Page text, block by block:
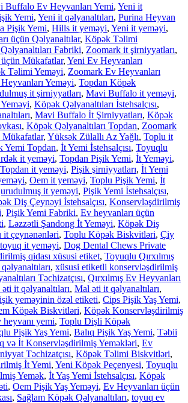
Buffalo Ev Heyvanları Yemi, Yeni it
Yemi, Yeni it qəlyanaltıları, Purina Heyvan
Pişik Yemi, Hills it yeməyi, Yeni it yeməyi,
üçün Qəlyanaltılar, Köpək Təlimi
Fabriki, Zoomark it şirniyyatları,
Mükafatlar, Yeni Ev Heyvanları
Təlimi Yeməyi, Zoomark Ev Heyvanları
Yeməyi, Topdan Köpək
it şirniyyatları, Mavi Buffalo it yeməyi,
, Köpək Qəlyanaltıları İstehsalçısı,
, Mavi Buffalo İt Şirniyyatları, Köpək
, Köpək Qəlyanaltıları Topdan, Zoomark
Mükafatlar, Yüksək Zülallı Az Yağlı, Toplu it
Yemi Topdan, İt Yemi İstehsalçısı, Toyuqlu
it yeməyi, Topdan Pişik Yemi, İt Yeməyi,
Topdan it yeməyi, Pişik şirniyyatları, İt Yemi
, Oem it yeməyi, Toplu Pişik Yemi, İt
it yeməyi, Pişik Yemi İstehsalçısı,
Diş Çeynəyi İstehsalçısı, Konservləşdirilmiş
, Pişik Yemi Fabriki, Ev heyvanları üçün
, Ləzzətli Şandong İt Yeməyi, Köpək Diş
it çeynənənləri, Toplu Köpək Biskvitləri, Çiy
toyuq it yeməyi, Dog Dental Chews Private
qidası xüsusi etiket, Toyuqlu Qırxılmış
, xüsusi etiketli konservləşdirilmiş
Təchizatçısı, Qırxılmış Ev Heyvanları
it qəlyanaltıları, Mal əti it qəlyanaltıları,
yeməyinin özəl etiketi, Cips Pişik Yaş Yemi,
Köpək Biskvitləri, Köpək Konservləşdirilmiş
heyvanı yemi, Toplu Dişli Köpək
Pişik Yaş Yemi, Balıq Pişik Yaş Yemi, Təbii
və İt Konservləşdirilmiş Yeməkləri, Ev
Təchizatçısı, Köpək Təlimi Biskvitləri,
İt Yemi, Yeni Köpək Peçenyesi, Toyuqlu
Yemək, İt Yaş Yemi İstehsalçısı, Köpək
, Oem Pişik Yaş Yeməyi, Ev Heyvanları üçün
, Sağlam Köpək Qəlyanaltıları, toyuq ev